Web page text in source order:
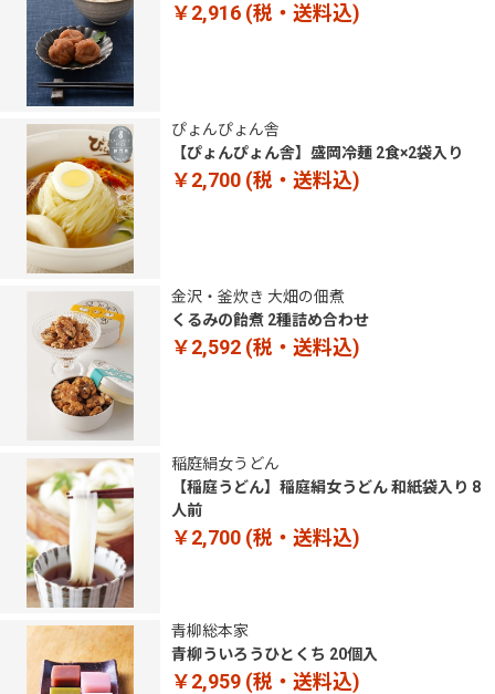
￥2,916 (税・送料込)
ぴょんぴょん舎
【ぴょんぴょん舎】盛岡冷麺 2食×2袋入り
￥2,700 (税・送料込)
金沢・釜炊き 大畑の佃煮
くるみの飴煮 2種詰め合わせ
￥2,592 (税・送料込)
稲庭絹女うどん
【稲庭うどん】稲庭絹女うどん 和紙袋入り 8
人前
￥2,700 (税・送料込)
青柳総本家
青柳ういろうひとくち 20個入
￥2,959 (税・送料込)